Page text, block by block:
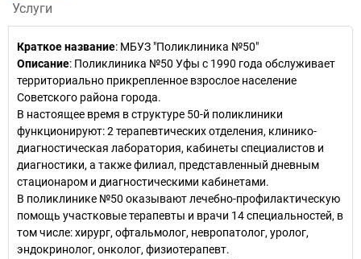
Услуги
Краткое название: МБУЗ "Поликлиника №50"
Описание: Поликлиника №50 Уфы с 1990 года обслуживает
территориально прикрепленное взрослое население
Советского района города.
В настоящее время в структуре 50-й поликлиники
функционируют: 2 терапевтических отделения, клинико-
диагностическая лаборатория, кабинеты специалистов и
диагностики, а также филиал, представленный дневным
стационаром и диагностическими кабинетами.
В поликлинике №50 оказывают лечебно-профилактическую
помощь участковые терапевты и врачи 14 специальностей, в
том числе: хирург, офтальмолог, невропатолог, уролог,
эндокринолог, онколог, физиотерапевт.